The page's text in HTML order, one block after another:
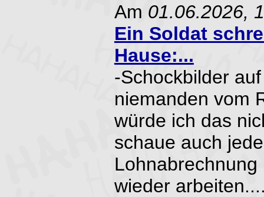
Am 01.06.2026,
Ein Soldat
Hause:...
-Schockbilder
niemanden vom
würde ich das
schaue auch
wieder